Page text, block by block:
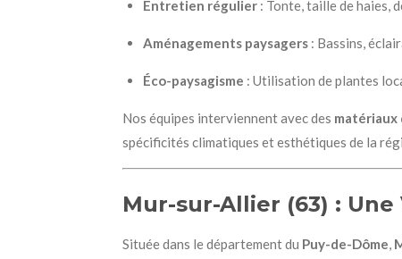
Entretien régulier : Tonte, taille de haies,
Aménagements paysagers : Bassins,
Éco-paysagisme : Utilisation de plantes
Nos équipes interviennent avec des matériaux
spécificités climatiques et esthétiques de la
Mur-sur-Allier (63) :
Située dans le département du Puy-de-Dôme,